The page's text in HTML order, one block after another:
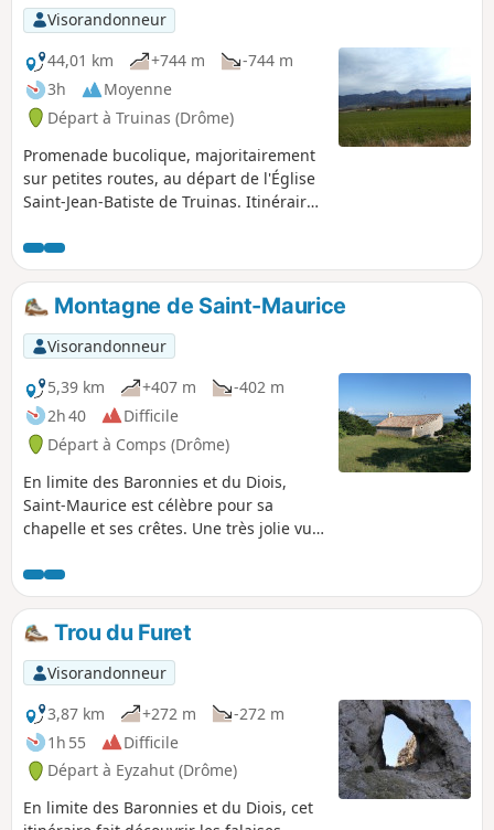
Visorandonneur
44,01 km
+744 m
-744 m
3h
Moyenne
Départ à Truinas (Drôme)
Promenade bucolique, majoritairement
sur petites routes, au départ de l'Église
Saint-Jean-Batiste de Truinas. Itinéraire
bien sûr de descentes, qui permet de
découvrir de magnifiques points de vue.
La vue sur les Trois becs et la Montagne
de Couspeau accompagnera une
grande partie du parcours en passant
par le village de Poët-Célard et son
château rénové, le Château de Saint-
André, le Col de Vesc, l'église et le
Château de Comps.
Montagne de Saint-Maurice
Visorandonneur
5,39 km
+407 m
-402 m
2h 40
Difficile
Départ à Comps (Drôme)
En limite des Baronnies et du Diois,
Saint-Maurice est célèbre pour sa
chapelle et ses crêtes. Une très jolie vue
Saoû, des Trois Becs à Roche Colombe,
le Grand Delmas et la montagne de
Couspeau et au Sud la montagne de la
Lance.Trou du Furet
Visorandonneur
3,87 km
+272 m
-272 m
1h 55
Difficile
Départ à Eyzahut (Drôme)
En limite des Baronnies et du Diois, cet